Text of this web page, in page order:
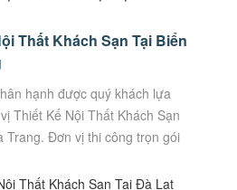
Thất Khách Sạn Tại Biển
hạnh được quý khách lựa
Thiết Kế Nội Thất Khách Sạn
Trang. Đơn vị thi công trọn gói